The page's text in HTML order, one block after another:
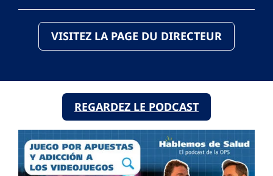
VISITEZ LA PAGE DU DIRECTEUR
REGARDEZ LE PODCAST